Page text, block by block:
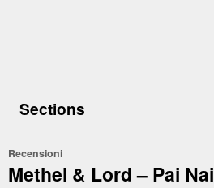
Sections
Recensioni
Methel & Lord – Pai Nai